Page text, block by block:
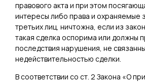
правового акта и при этом
интересы либо права и охраняемые
третьих лиц, ничтожна, если из
такая сделка оспорима или должны
последствия нарушения, не
недействительностью сделки.
В соответствии со ст. 2 Закона «О